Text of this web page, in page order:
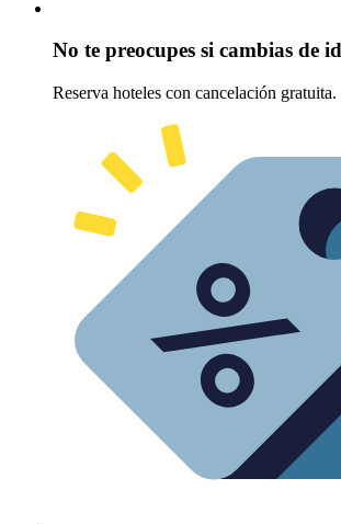
No te preocupes si cambias de
Reserva hoteles con cancelación gratuita.